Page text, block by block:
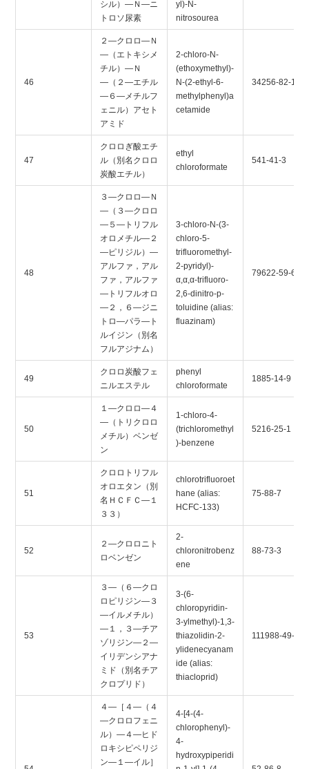
シル）―Ｎ―ニ
トロソ尿素
yl)-N-
nitrosourea
46
２―クロロ―Ｎ
―（エトキシメ
チル）―Ｎ
―（２―エチル
―６―メチルフ
ェニル）アセト
アミド
2-chloro-N-
(ethoxymethyl)-
N-(2-ethyl-6-
methylphenyl)a
cetamide
34256-82-1
47
クロロぎ酸エチ
ル（別名クロロ
炭酸エチル）
ethyl
chloroformate
541-41-3
48
３―クロロ―Ｎ
―（３―クロロ
―５―トリフル
オロメチル―２
―ピリジル）―
アルファ，アル
ファ，アルファ
―トリフルオロ
―２，６―ジニ
トロ―パラ―ト
ルイジン（別名
フルアジナム）
3-chloro-N-(3-
chloro-5-
trifluoromethyl-
2-pyridyl)-
α,α,α-trifluoro-
2,6-dinitro-p-
toluidine (alias:
fluazinam)
79622-59-6
49
クロロ炭酸フェ
ニルエステル
phenyl
chloroformate
1885-14-9
50
１―クロロ―４
―（トリクロロ
メチル）ベンゼ
ン
1-chloro-4-
(trichloromethyl
)-benzene
5216-25-1
51
クロロトリフル
オロエタン（別
名ＨＣＦＣ―１
３３）
chlorotrifluoroet
hane (alias:
HCFC-133)
75-88-7
52
２―クロロニト
ロベンゼン
2-
chloronitrobenz
ene
88-73-3
53
３―（６―クロ
ロピリジン―３
―イルメチル）
―１，３―チア
ゾリジン―２―
イリデンシアナ
ミド（別名チア
クロプリド）
3-(6-
chloropyridin-
3-ylmethyl)-1,3-
thiazolidin-2-
ylidenecyanam
ide (alias:
thiacloprid)
111988-49-9
４―［４―（４
―クロロフェニ
ル）―４―ヒド
ロキシピペリジ
ン―１―イル］
4-[4-(4-
chlorophenyl)-
4-
hydroxypiperidi